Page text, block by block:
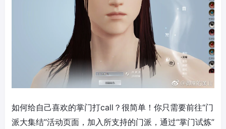
如何给自己喜欢的掌门打call？很简单！你只需要前往“门
派大集结”活动页面，加入所支持的门派，通过“掌门试炼”